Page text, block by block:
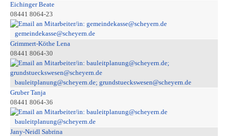
Eichinger Beate
08441 8064-23
gemeindekasse@scheyern.de
Grimmert-Köthe Lena
08441 8064-30
bauleitplanung@scheyern.de; grundstueckswesen@scheyern.de
Gruber Tanja
08441 8064-36
bauleitplanung@scheyern.de
Jany-Neidl Sabrina